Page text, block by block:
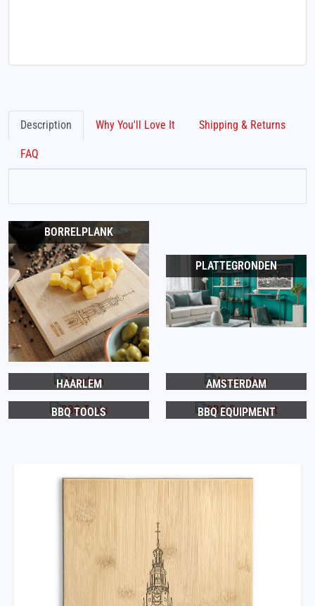
Description Why You'll Love It Shipping & Returns
FAQ
BORRELPLANK
PLATTEGRONDEN
HAARLEM AMSTERDAM
BBQ TOOLS BBQ EQUIPMENT